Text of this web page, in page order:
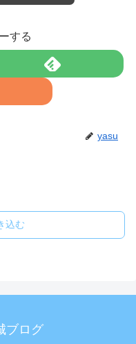
する
yasu
込む
ブログ